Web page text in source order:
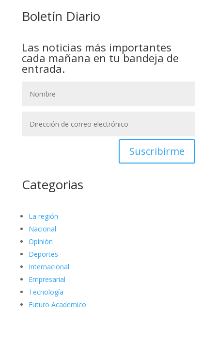
Boletín Diario
Las noticias más importantes
cada mañana en tu bandeja de
entrada.
Suscribirme
Categorias
La región
Nacional
Opinión
Deportes
Internacional
Empresarial
Tecnología
Futuro Academico